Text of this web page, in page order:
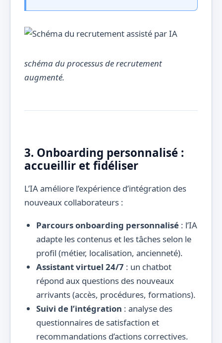
schéma du processus de recrutement
augmenté.
3. Onboarding personnalisé :
accueillir et fidéliser
L’IA améliore l’expérience d’intégration des
nouveaux collaborateurs :
Parcours onboarding personnalisé : l’IA
adapte les contenus et les tâches selon le
profil (métier, localisation, ancienneté).
Assistant virtuel 24/7 : un chatbot
répond aux questions des nouveaux
arrivants (accès, procédures, formations).
Suivi de l’intégration : analyse des
questionnaires de satisfaction et
recommandations d’actions correctives.